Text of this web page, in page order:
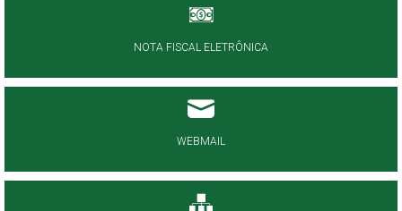
NOTA FISCAL ELETRÔNICA
WEBMAIL